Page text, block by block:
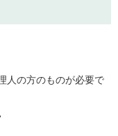
人の方のものが必要で